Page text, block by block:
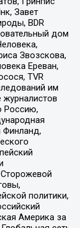
Завет
BDR
дом
Звозскова,
Ереван,
TVR
им
Россию,
Финланд,
политики,
Америка за